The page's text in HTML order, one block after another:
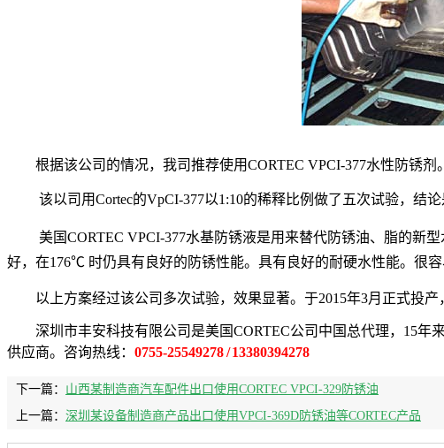
根据该公司的情况，我司推荐使用CORTEC VPCI-377水性防锈剂。
该以司用Cortec的VpCI-377以1:10的稀释比例做了五次试验，结论
美国CORTEC VPCI-377水基防锈液是用来替代防锈油、脂的新型
好，在176℃ 时仍具有良好的防锈性能。 具有良好的耐硬水性能。 很
以上方案经过该公司多次试验，效果显著。于2015年3月正式投产
深圳市丰安科技有限公司是美国CORTEC公司中国总代理，15年
供应商。咨询热线： 0755-25549278 / 13380394278
下一篇： 山西某制造商汽车配件出口使用CORTEC VPCI-329防锈油
上一篇： 深圳某设备制造商产品出口使用VPCI-369D防锈油等CORTEC产品